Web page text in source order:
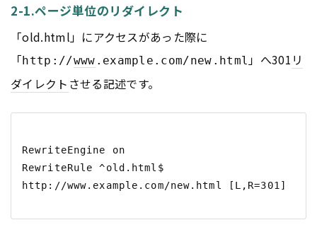
2-1.ページ単位のリダイレクト
「old.html」にアクセスがあった際に
「 http://www .example.com/new.html」へ301 リ
ダイレクト させる記述です。
RewriteEngine on
RewriteRule ^old.html$